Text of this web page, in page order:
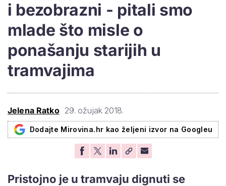
i bezobrazni - pitali smo
mlade što misle o
ponašanju starijih u
tramvajima
Jelena Ratko 29. ožujak 2018.
Dodajte Mirovina.hr kao željeni izvor na Googleu
Pristojno je u tramvaju dignuti se